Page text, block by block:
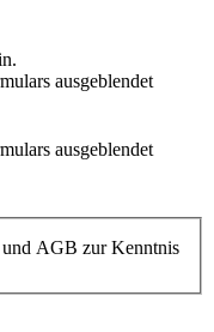
ausgeblendet
ausgeblendet
und AGB zur Kenntnis